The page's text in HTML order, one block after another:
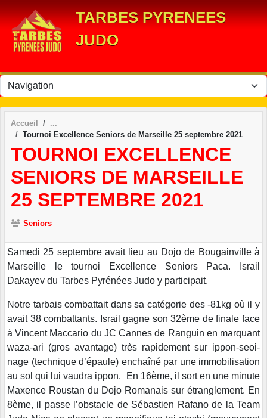
TARBES PYRENEES
JUDO
Accueil
Tournoi Excellence Seniors de Marseille 25 septembre 2021
TOURNOI EXCELLENCE
SENIORS DE MARSEILLE
25 SEPTEMBRE 2021
Seniors
Samedi 25 septembre avait lieu au Dojo de Bougainville à
Marseille le tournoi Excellence Seniors Paca. Israil
Dakayev du Tarbes Pyrénées Judo y participait.
Notre tarbais combattait dans sa catégorie des -81kg où il y
avait 38 combattants. Israil gagne son 32ème de finale face
à Vincent Maccario du JC Cannes de Ranguin en marquant
waza-ari (gros avantage) très rapidement sur ippon-seoi-
nage (technique d’épaule) enchaîné par une immobilisation
au sol qui lui vaudra ippon. En 16ème, il sort en une minute
Maxence Roustan du Dojo Romanais sur étranglement. En
8ème, il passe l’obstacle de Sébastien Rafano de la Team
Panneau de gestion des cookies